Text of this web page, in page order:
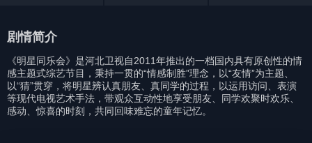
剧情简介
《明星同乐会》是河北卫视自2011年推出的一档国内具有原创性的情
感主题式综艺节目，秉持一贯的“情感制胜”理念，以“友情”为主题、
以“猜”贯穿，将明星辨认真朋友、真同学的过程，以运用访问、表演
等现代电视艺术手法，带观众互动性地享受朋友、同学欢聚时欢乐、
感动、惊喜的时刻，共同回味难忘的童年记忆。